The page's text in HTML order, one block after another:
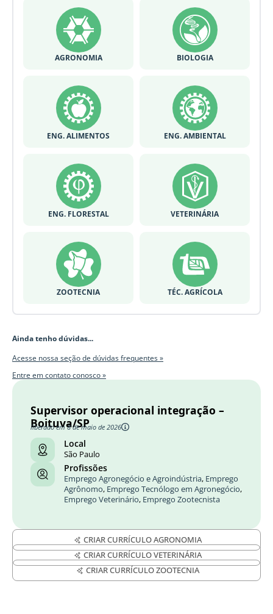
AGRONOMIA BIOLOGIA
ENG. ALIMENTOS ENG. AMBIENTAL
ENG. FLORESTAL VETERINÁRIA
ZOOTECNIA TÉC. AGRÍCOLA
Ainda tenho dúvidas...
Acesse nossa seção de dúvidas frequentes »
Entre em contato conosco »
Supervisor operacional integração –
Boituva/SP
liberado em 8 de maio de 2026
Local
São Paulo
Profissões
Emprego Agronegócio e Agroindústria, Emprego
Agrônomo, Emprego Tecnólogo em Agronegócio,
Emprego Veterinário, Emprego Zootecnista
CRIAR CURRÍCULO AGRONOMIA
CRIAR CURRÍCULO VETERINÁRIA
CRIAR CURRÍCULO ZOOTECNIA